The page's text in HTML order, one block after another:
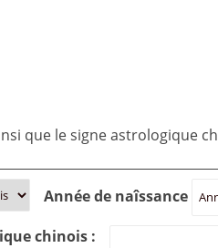
que le signe astrologique
Année de naîssance
chinois :